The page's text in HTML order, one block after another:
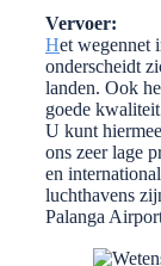
Vervoer:
Het wegennet
onderscheidt
landen. Ook
goede
U kunt
ons zeer lage
en
luchthavens
Palanga